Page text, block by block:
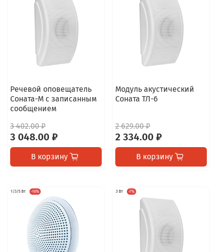
Речевой оповещатель
Соната-М с записанным
сообщением
3 402.00 ₽
3 048.00 ₽
В корзину
Модуль акустический
Соната ТЛ-6
2 629.00 ₽
2 334.00 ₽
В корзину
1/3/5 Вт -16% 3 Вт -7%